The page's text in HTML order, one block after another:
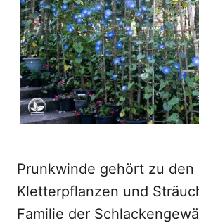
Prunkwinde gehört zu den
Kletterpflanzen und
Familie der